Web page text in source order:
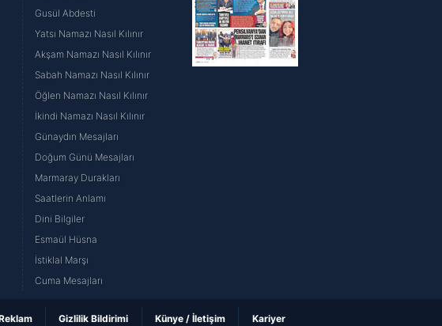
Gusül Abdesti
Yatsı Namazı Nasıl Kılınır
Akşam Namazı Nasıl Kılınır
Sabah Namazı Nasıl Kılınır
Öğlen Namazı Nasıl Kılınır
İkindi Namazı Nasıl Kılınır
Günaydın Mesajları
Doğum Günü Mesajları
Marmaray Durakları
Saatlerin Anlamı
Dini Bilgiler
Esmaül Hüsna
İstiklal Marşı
Cuma Mesajları
Gizlilik Bildirimi Künye / İletişim Kariyer